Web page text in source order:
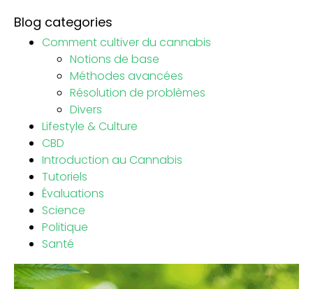
Blog categories
Comment cultiver du cannabis
Notions de base
Méthodes avancées
Résolution de problèmes
Divers
Lifestyle & Culture
CBD
Introduction au Cannabis
Tutoriels
Évaluations
Science
Politique
Santé